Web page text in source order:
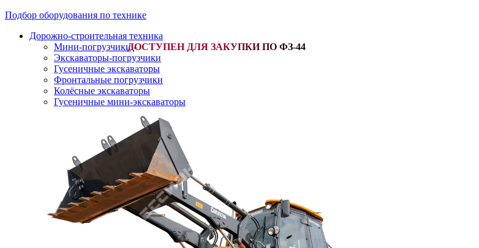
Подбор оборудования по технике
Дорожно-строительная техника
Мини-погрузчики-
Экскаваторы-погрузчики
Гусеничные экскаваторы
Фронтальные погрузчики
Колёсные экскаваторы
Гусеничные мини-экскаваторы